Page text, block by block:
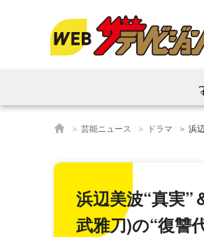
芸能ニュース ドラマ 浜辺
浜辺美波“真実”
武雅刀)の“復讐